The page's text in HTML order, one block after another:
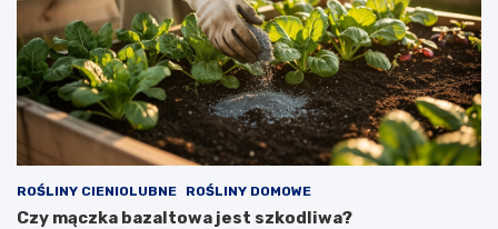
ROŚLINY CIENIOLUBNE ROŚLINY DOMOWE
Czy mączka bazaltowa jest szkodliwa?